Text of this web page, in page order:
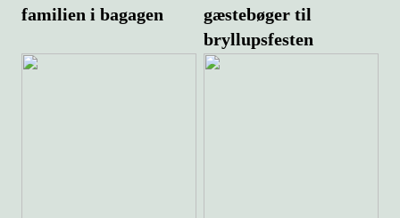
familien i bagagen
gæstebøger til
bryllupsfesten